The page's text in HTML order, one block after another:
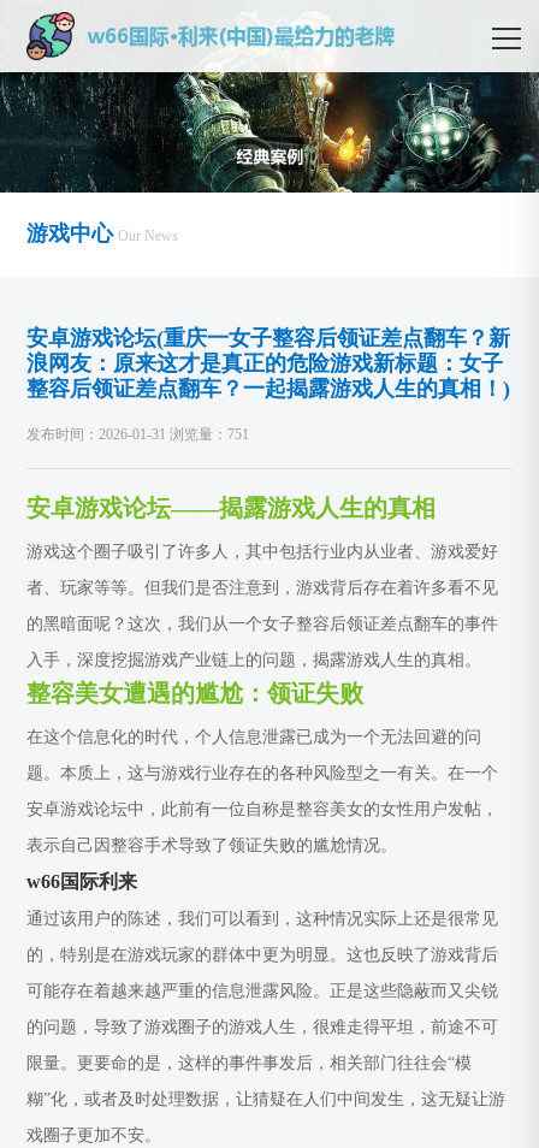
游戏中心 Our News
安卓游戏论坛(重庆一女子整容后领证差点翻车？新
浪网友：原来这才是真正的危险游戏新标题：女子
整容后领证差点翻车？一起揭露游戏人生的真相！)
发布时间：2026-01-31 浏览量：751
安卓游戏论坛——揭露游戏人生的真相
游戏这个圈子吸引了许多人，其中包括行业内从业者、游戏爱好
者、玩家等等。但我们是否注意到，游戏背后存在着许多看不见
的黑暗面呢？这次，我们从一个女子整容后领证差点翻车的事件
入手，深度挖掘游戏产业链上的问题，揭露游戏人生的真相。
整容美女遭遇的尴尬：领证失败
在这个信息化的时代，个人信息泄露已成为一个无法回避的问
题。本质上，这与游戏行业存在的各种风险型之一有关。在一个
安卓游戏论坛中，此前有一位自称是整容美女的女性用户发帖，
表示自己因整容手术导致了领证失败的尴尬情况。
w66国际利来
通过该用户的陈述，我们可以看到，这种情况实际上还是很常见
的，特别是在游戏玩家的群体中更为明显。这也反映了游戏背后
可能存在着越来越严重的信息泄露风险。正是这些隐蔽而又尖锐
的问题，导致了游戏圈子的游戏人生，很难走得平坦，前途不可
限量。更要命的是，这样的事件事发后，相关部门往往会“模
糊”化，或者及时处理数据，让猜疑在人们中间发生，这无疑让游
戏圈子更加不安。